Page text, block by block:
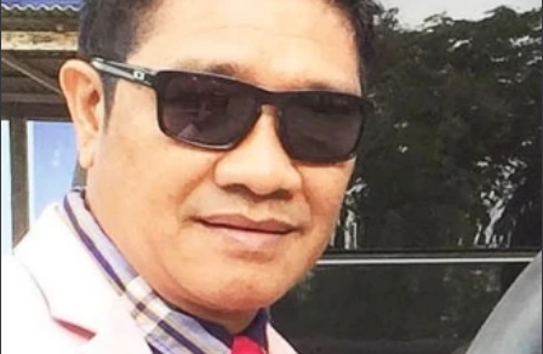
n
m